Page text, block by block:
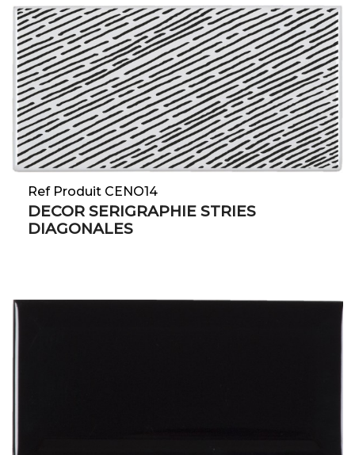
Ref Produit CENO14
DECOR SERIGRAPHIE STRIES
DIAGONALES